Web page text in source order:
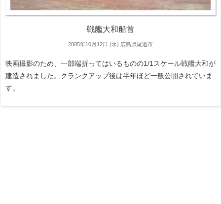
戦艦大和船首
2005年10月12日 (水) 広島県尾道市
映画撮影のため、一部端折ってはいるものの1/1スケール戦艦大和が
建造されました。クランクアップ後は半年ほど一般公開されていま
す。